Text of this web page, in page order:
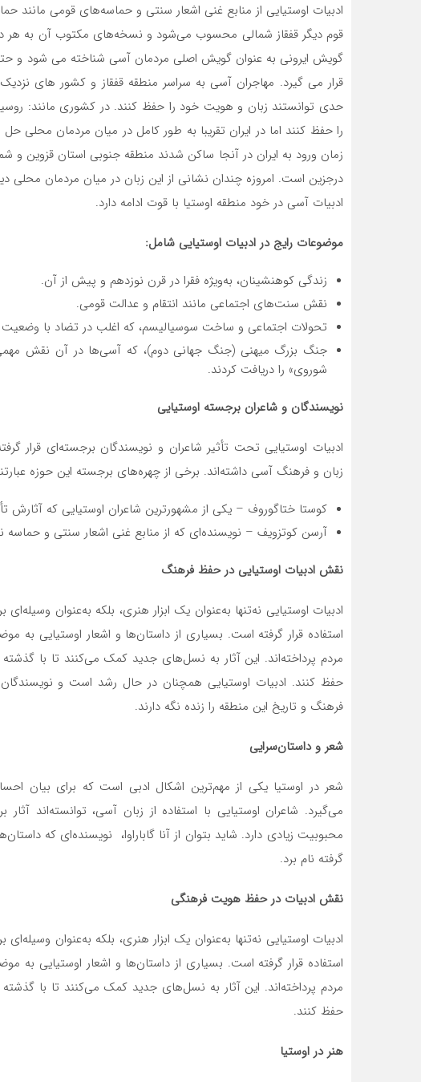
ادبیات اوستیایی از منابع غنی اشعار سنتی و حماسه‌های قومی مانند
قوم دیگر قفقاز شمالی محسوب می‌شود و نسخه‌های مکتوب آن به هر
گویش ایرونی به عنوان گویش اصلی مردمان آسی شناخته می شود و
قرار می گیرد. مهاجران آسی به سراسر منطقه قفقاز و کشور های نزدیک
حدی توانستند زبان و هویت خود را حفظ کنند. در کشوری مانند:
را حفظ کنند اما در ایران تقریبا به طور کامل در میان مردمان
زمان ورود به ایران در آنجا ساکن شدند منطقه جنوبی استان
درجزین است. امروزه چندان نشانی از این زبان در میان مردمان
ادبیات آسی در خود منطقه اوستیا با قوت ادامه دارد.
موضوعات رایج در ادبیات اوستیایی شامل:
زندگی کوهنشینان، به‌ویژه فقرا در قرن نوزدهم و پیش از آن.
نقش سنت‌های اجتماعی مانند انتقام و عدالت قومی.
تحولات اجتماعی و ساخت سوسیالیسم، که اغلب در تضاد با وضعیت
جنگ بزرگ میهنی (جنگ جهانی دوم)، که آسی‌ها در آن نقش مهمی
شوروی» را دریافت کردند.
نویسندگان و شاعران برجسته اوستیایی
ادبیات اوستیایی تحت تأثیر شاعران و نویسندگان برجسته‌ای
زبان و فرهنگ آسی داشته‌اند. برخی از چهره‌های برجسته این حوزه
کوستا ختاگوروف – یکی از مشهورترین شاعران اوستیایی که آثارش
آرسن کوتزویف – نویسنده‌ای که از منابع غنی اشعار سنتی و حماسه
نقش ادبیات اوستیایی در حفظ فرهنگ
ادبیات اوستیایی نه‌تنها به‌عنوان یک ابزار هنری، بلکه به‌عنوان
استفاده قرار گرفته است. بسیاری از داستان‌ها و اشعار اوستیایی به
مردم پرداخته‌اند. این آثار به نسل‌های جدید کمک می‌کنند تا با
حفظ کنند. ادبیات اوستیایی همچنان در حال رشد است و نویسندگان
فرهنگ و تاریخ این منطقه را زنده نگه دارند.
شعر و داستان‌سرایی
شعر در اوستیا یکی از مهم‌ترین اشکال ادبی است که برای بیان
می‌گیرد. شاعران اوستیایی با استفاده از زبان آسی، توانسته‌اند
محبوبیت زیادی دارد. شاید بتوان از آنا گاباراوا، نویسنده‌ای که
گرفته‌ نام برد.
نقش ادبیات در حفظ هویت فرهنگی
ادبیات اوستیایی نه‌تنها به‌عنوان یک ابزار هنری، بلکه به‌عنوان
استفاده قرار گرفته است. بسیاری از داستان‌ها و اشعار اوستیایی به
مردم پرداخته‌اند. این آثار به نسل‌های جدید کمک می‌کنند تا با
حفظ کنند.
هنر در اوستیا